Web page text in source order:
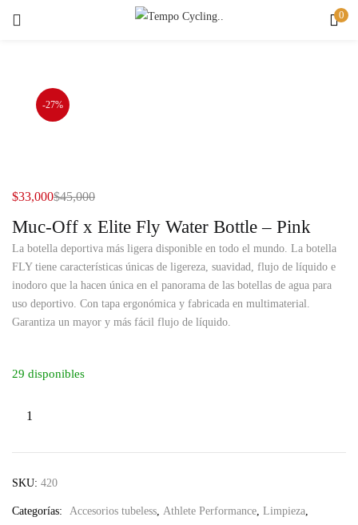
0
Buscar
-27%
Muc-Off x Elite Fly Water Bottle – Pink
$33,000$45,000
La botella deportiva más ligera disponible en todo el mundo. La botella
FLY tiene características únicas de ligereza, suavidad, flujo de líquido e
inodoro que la hacen única en el panorama de las botellas de agua para
uso deportivo. Con tapa ergonómica y fabricada en multimaterial.
Garantiza un mayor y más fácil flujo de líquido.
29 disponibles
SKU: 420
Categorías: Accesorios tubeless, Athlete Performance, Limpieza,
Recuérdame
Iniciar Sesión
Olvidaste la contraseña?